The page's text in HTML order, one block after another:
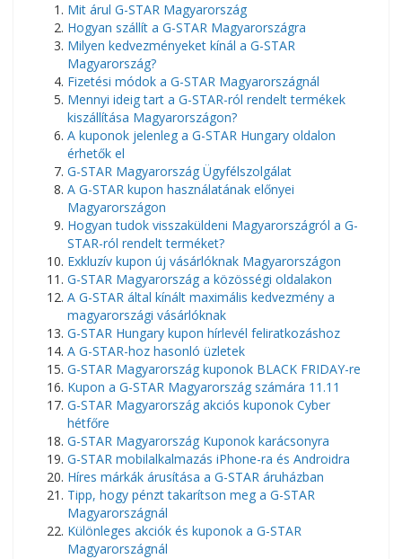
Mit árul G-STAR Magyarország
Hogyan szállít a G-STAR Magyarországra
Milyen kedvezményeket kínál a G-STAR
Magyarország?
Fizetési módok a G-STAR Magyarországnál
Mennyi ideig tart a G-STAR-ról rendelt termékek
kiszállítása Magyarországon?
A kuponok jelenleg a G-STAR Hungary oldalon
érhetők el
G-STAR Magyarország Ügyfélszolgálat
A G-STAR kupon használatának előnyei
Magyarországon
Hogyan tudok visszaküldeni Magyarországról a G-
STAR-ról rendelt terméket?
Exkluzív kupon új vásárlóknak Magyarországon
G-STAR Magyarország a közösségi oldalakon
A G-STAR által kínált maximális kedvezmény a
magyarországi vásárlóknak
G-STAR Hungary kupon hírlevél feliratkozáshoz
A G-STAR-hoz hasonló üzletek
G-STAR Magyarország kuponok BLACK FRIDAY-re
Kupon a G-STAR Magyarország számára 11.11
G-STAR Magyarország akciós kuponok Cyber ​​​​
hétfőre
G-STAR Magyarország Kuponok karácsonyra
G-STAR mobilalkalmazás iPhone-ra és Androidra
Híres márkák árusítása a G-STAR áruházban
Tipp, hogy pénzt takarítson meg a G-STAR
Magyarországnál
Különleges akciók és kuponok a G-STAR
Magyarországnál